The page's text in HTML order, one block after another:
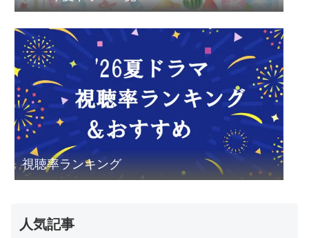
視聴率ランキング
人気記事